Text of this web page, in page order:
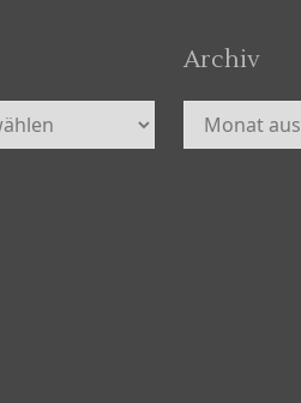
Archiv
Archiv